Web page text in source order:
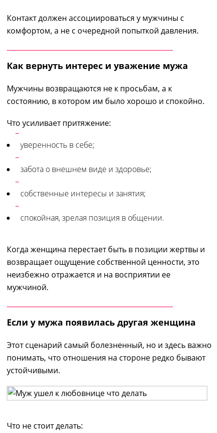
Контакт должен ассоциироваться у мужчины с
комфортом, а не с очередной попыткой давления.
Как вернуть интерес и уважение мужа
Мужчины возвращаются не к просьбам, а к
состоянию, в котором им было хорошо и спокойно.
Что усиливает притяжение:
уверенность в себе;
забота о внешнем виде и здоровье;
собственные интересы и занятия;
спокойная, зрелая позиция в общении.
Когда женщина перестает быть в позиции жертвы и
возвращает ощущение собственной ценности, это
неизбежно отражается и на восприятии ее
мужчиной.
Если у мужа появилась другая женщина
Этот сценарий самый болезненный, но и здесь важно
понимать, что отношения на стороне редко бывают
устойчивыми.
Что не стоит делать: